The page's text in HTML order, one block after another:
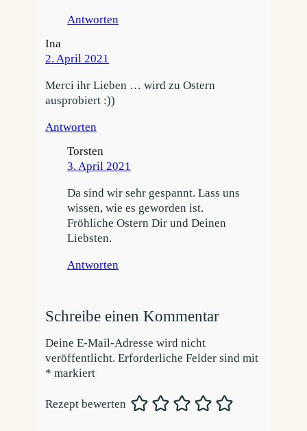
Antworten
Ina
2. April 2021
Merci ihr Lieben … wird zu Ostern
ausprobiert :))
Antworten
Torsten
3. April 2021
Da sind wir sehr gespannt. Lass uns
wissen, wie es geworden ist.
Fröhliche Ostern Dir und Deinen
Liebsten.
Antworten
Schreibe einen Kommentar
Deine E-Mail-Adresse wird nicht
veröffentlicht. Erforderliche Felder sind mit
* markiert
Rezept bewerten